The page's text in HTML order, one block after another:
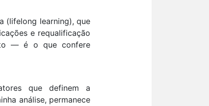
(lifelong learning), que
e requalificação
— é o que confere
que definem a
análise, permanece